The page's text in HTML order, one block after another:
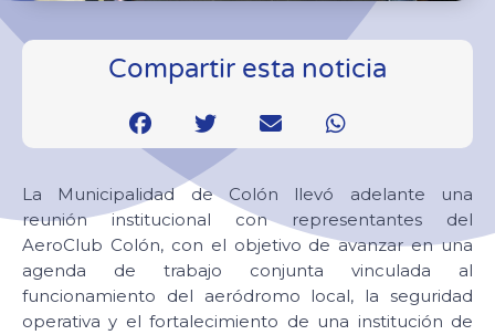
Compartir esta noticia
La Municipalidad de Colón llevó adelante una
reunión institucional con representantes del
AeroClub Colón, con el objetivo de avanzar en una
agenda de trabajo conjunta vinculada al
funcionamiento del aeródromo local, la seguridad
operativa y el fortalecimiento de una institución de